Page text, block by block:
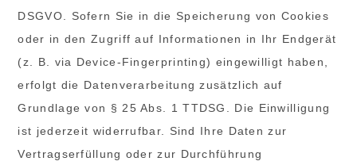
DSGVO. Sofern Sie in die Speicherung von Cookies
oder in den Zugriff auf Informationen in Ihr Endgerät
(z. B. via Device-Fingerprinting) eingewilligt haben,
erfolgt die Datenverarbeitung zusätzlich auf
Grundlage von § 25 Abs. 1 TTDSG. Die Einwilligung
ist jederzeit widerrufbar. Sind Ihre Daten zur
Vertragserfüllung oder zur Durchführung